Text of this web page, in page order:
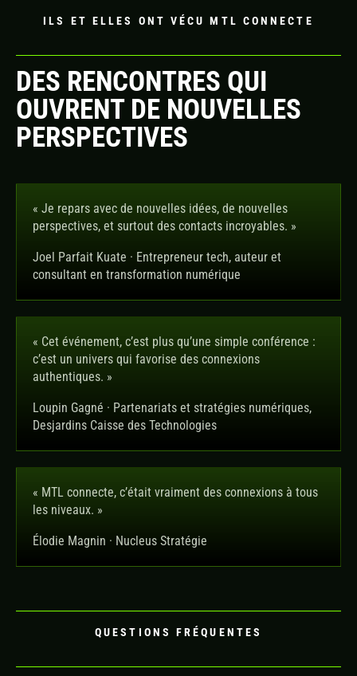
ILS ET ELLES ONT VÉCU MTL CONNECTE
DES RENCONTRES QUI
OUVRENT DE NOUVELLES
PERSPECTIVES
« Je repars avec de nouvelles idées, de nouvelles
perspectives, et surtout des contacts incroyables. »
Joel Parfait Kuate · Entrepreneur tech, auteur et
consultant en transformation numérique
« Cet événement, c’est plus qu’une simple conférence :
c’est un univers qui favorise des connexions
authentiques. »
Loupin Gagné · Partenariats et stratégies numériques,
Desjardins Caisse des Technologies
« MTL connecte, c’était vraiment des connexions à tous
les niveaux. »
Élodie Magnin · Nucleus Stratégie
QUESTIONS FRÉQUENTES